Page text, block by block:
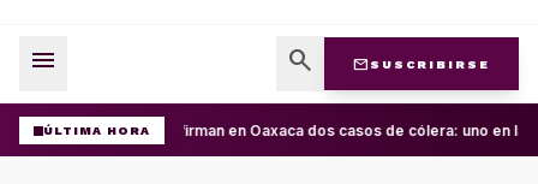
menu search mail SUSCRIBIRSE
ÚLTIMA HORAConfirman en Oaxaca dos casos de cólera: uno en la